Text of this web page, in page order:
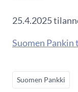
25.4.2025
Suomen Pankin
Suomen Pankki